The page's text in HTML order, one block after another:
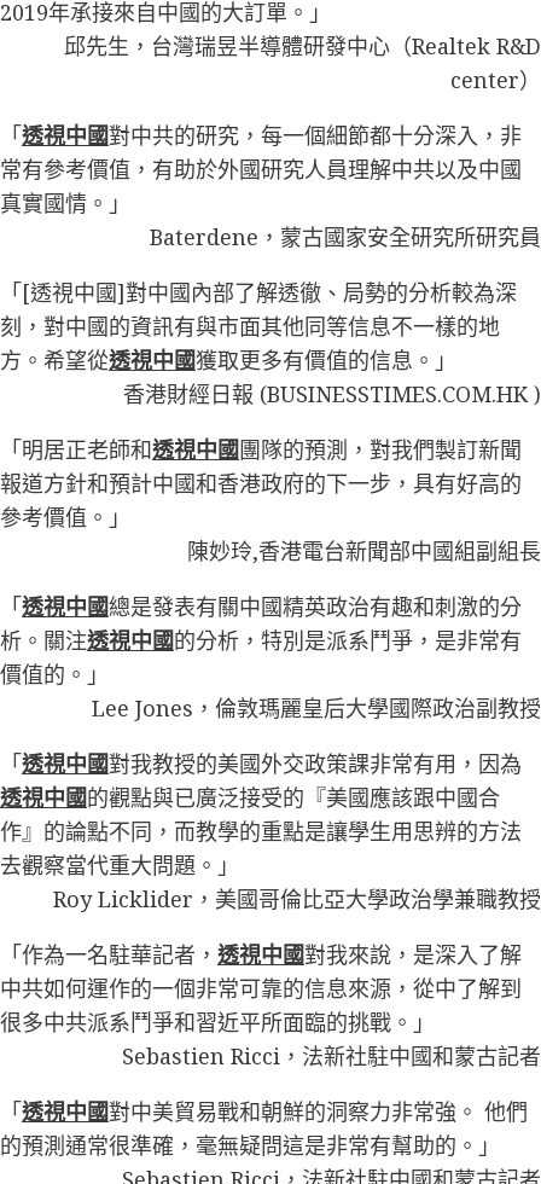
2019年承接來自中國的大訂單。」
邱先生，台灣瑞昱半導體研發中心（Realtek R&D
center）
「透視中國對中共的研究，每一個細節都十分深入，非
常有參考價值，有助於外國研究人員理解中共以及中國
真實國情。」
Baterdene，蒙古國家安全研究所研究員
「[透視中國]對中國內部了解透徹、局勢的分析較為深
刻，對中國的資訊有與市面其他同等信息不一樣的地
方。希望從透視中國獲取更多有價值的信息。」
香港財經日報 (BUSINESSTIMES.COM.HK )
「明居正老師和透視中國團隊的預測，對我們製訂新聞
報道方針和預計中國和香港政府的下一步，具有好高的
參考價值。」
陳妙玲,香港電台新聞部中國組副組長
「透視中國總是發表有關中國精英政治有趣和刺激的分
析。關注透視中國的分析，特別是派系鬥爭，是非常有
價值的。」
Lee Jones，倫敦瑪麗皇后大學國際政治副教授
「透視中國對我教授的美國外交政策課非常有用，因為
透視中國的觀點與已廣泛接受的『美國應該跟中國合
作』的論點不同，而教學的重點是讓學生用思辨的方法
去觀察當代重大問題。」
Roy Licklider，美國哥倫比亞大學政治學兼職教授
「作為一名駐華記者， 透視中國對我來說，是深入了解
中共如何運作的一個非常可靠的信息來源，從中了解到
很多中共派系鬥爭和習近平所面臨的挑戰。」
Sebastien Ricci，法新社駐中國和蒙古記者
「透視中國對中美貿易戰和朝鮮的洞察力非常強。 他們
的預測通常很準確，毫無疑問這是非常有幫助的。」